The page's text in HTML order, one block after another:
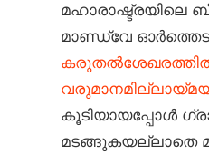
മഹാരാഷ്ട്രയിലെ
മാണ്ഡ്‌വേ
കൂടിയായപ്പോൾ
മടങ്ങുകയല്ലാതെ